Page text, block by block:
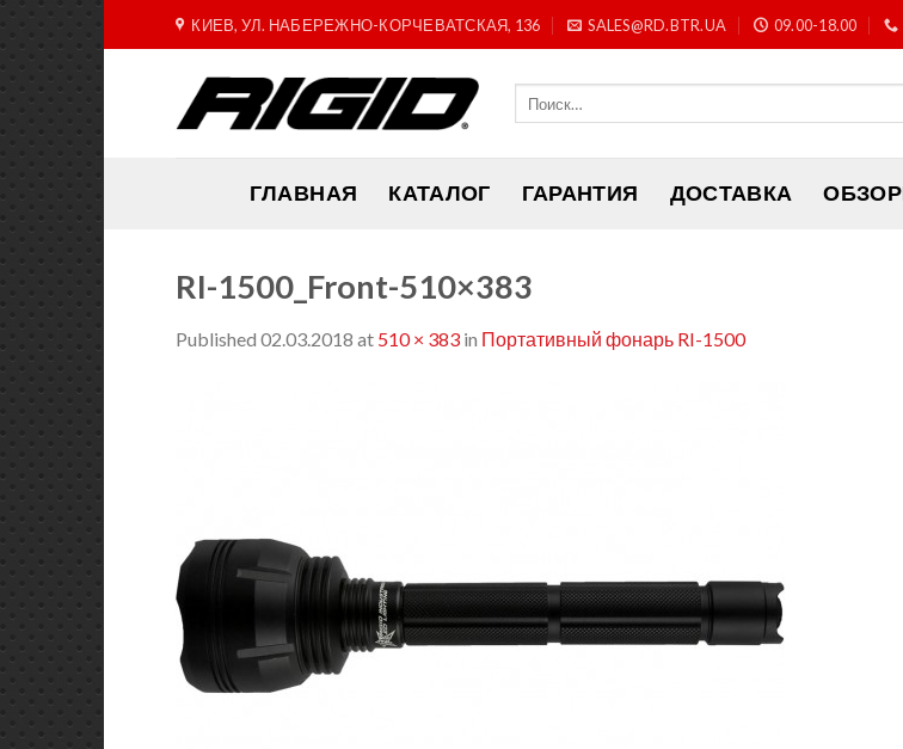
to
КИЕВ, УЛ. НАБЕРЕЖНО-КОРЧЕВАТСКАЯ, 136 SALES@RD.BTR.UA 09.00-18.00
ГЛАВНАЯ КАТАЛОГ ГАРАНТИЯ ДОСТАВКА
RI-1500_Front-510×383
Published 02.03.2018 at 510 × 383 in Портативный фонарь RI-1500